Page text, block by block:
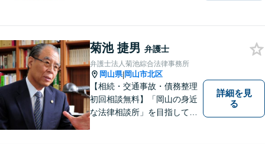
菊池 捷男 弁護士
弁護士法人菊池綜合法律事務所
岡山県|岡山市北区
【相続・交通事故・債務整理
初回相談無料】「岡山の身近
な法律相談所」を目指してい
詳細を見
る